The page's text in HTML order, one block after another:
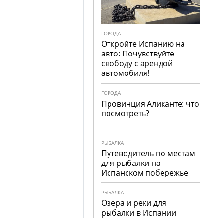
ГОРОДА
Откройте Испанию на
авто: Почувствуйте
свободу с арендой
автомобиля!
ГОРОДА
Провинция Аликанте: что
посмотреть?
РЫБАЛКА
Путеводитель по местам
для рыбалки на
Испанском побережье
РЫБАЛКА
Озера и реки для
рыбалки в Испании